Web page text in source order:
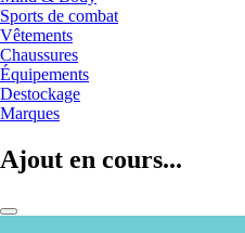
Sports de combat
Vêtements
Chaussures
Équipements
Destockage
Marques
Ajout en cours...